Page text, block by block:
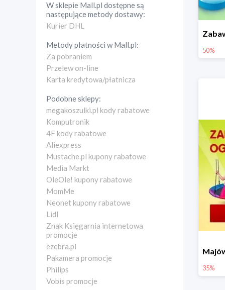
W sklepie Mall.pl dostępne są
następujące metody dostawy:
Kurier DHL
Metody płatności wMall.pl:
Za pobraniem
Przelew on-line
Karta kredytowa/płatnicza
Podobne sklepy:
megakoszulki.pl kody rabatowe
Komputronik
4F kody rabatowe
Aliexpress
Mustache.pl kupony rabatowe
Media Markt
OleOle! kupony rabatowe
MomMe
Neonet kupony rabatowe
Lidl
Znak Księgarnia internetowa
promocje
ezebra.pl
Pakamera promocje
Philips
Vobis promocje
50%
35%